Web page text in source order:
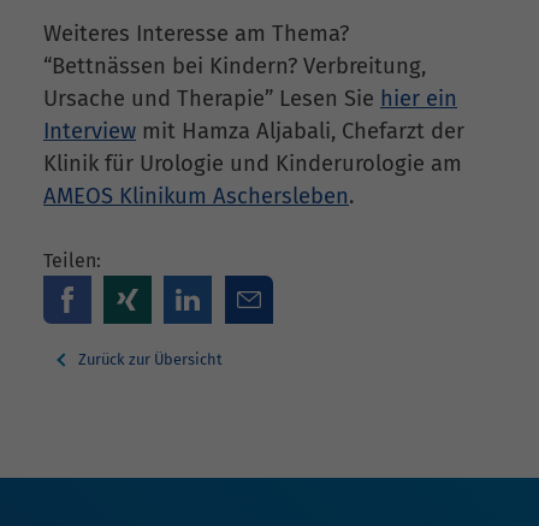
Weiteres Interesse am Thema?
“Bettnässen bei Kindern? Verbreitung,
Ursache und Therapie” Lesen Sie hier ein
Interview mit Hamza Aljabali, Chefarzt der
Klinik für Urologie und Kinderurologie am
AMEOS Klinikum Aschersleben.
Teilen:
Zurück zur Übersicht